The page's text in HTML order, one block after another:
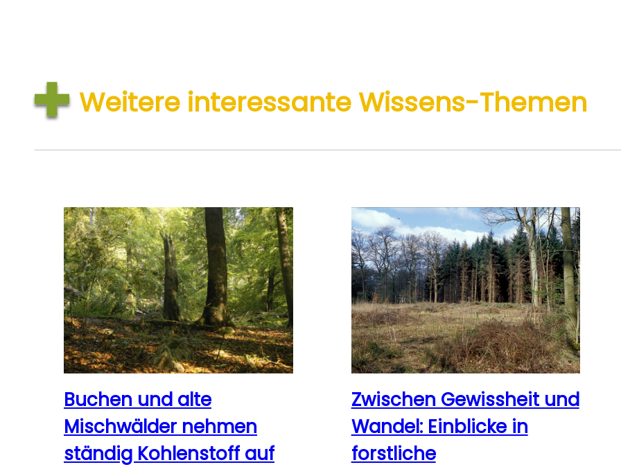
Weitere interessante Wissens-Themen
Buchen und alte
Mischwälder nehmen
ständig Kohlenstoff auf
Zwischen Gewissheit und
Wandel: Einblicke in
forstliche